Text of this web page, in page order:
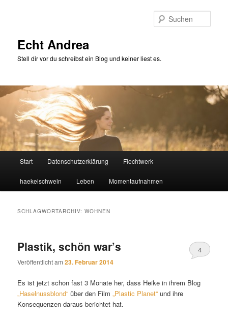
Echt Andrea
Stell dir vor du schreibst ein Blog und keiner liest es.
Start Datenschutzerklärung Flechtwerk
haekelschwein Leben Momentaufnahmen
SCHLAGWORTARCHIV:WOHNEN
Plastik, schön war’s
Veröffentlicht am23. Februar 2014
4
Es ist jetzt schon fast 3 Monate her, dass Heike in ihrem Blog
„Haselnussblond“ über den Film„Plastic Planet“ und ihre
Konsequenzen daraus berichtet hat.